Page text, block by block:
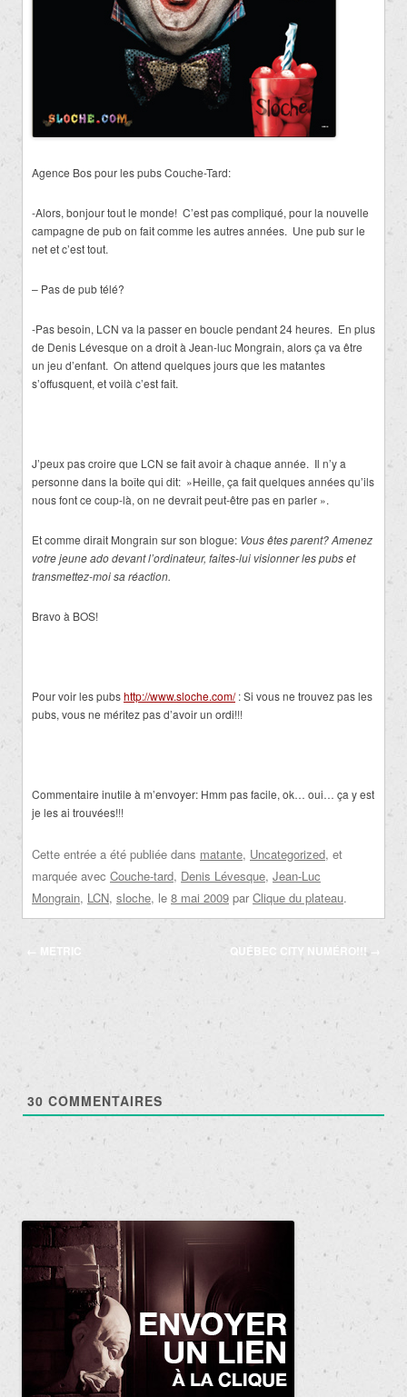
Agence Bos pour les pubs Couche-Tard:
-Alors, bonjour tout le monde! C’est pas compliqué, pour la nouvelle
campagne de pub on fait comme les autres années. Une pub sur le
net et c’est tout.
– Pas de pub télé?
-Pas besoin, LCN va la passer en boucle pendant 24 heures. En plus
de Denis Lévesque on a droit à Jean-luc Mongrain, alors ça va être
un jeu d’enfant. On attend quelques jours que les matantes
s’offusquent, et voilà c’est fait.
J’peux pas croire que LCN se fait avoir à chaque année. Il n’y a
personne dans la boîte qui dit: »Heille, ça fait quelques années qu’ils
nous font ce coup-là, on ne devrait peut-être pas en parler ».
Et comme dirait Mongrain sur son blogue: Vous êtes parent? Amenez
votre jeune ado devant l’ordinateur, faites-lui visionner les pubs et
transmettez-moi sa réaction.
Bravo à BOS!
Pour voir les pubshttp://www.sloche.com/: Si vous ne trouvez pas les
pubs, vous ne méritez pas d’avoir un ordi!!!
Commentaire inutile à m’envoyer: Hmm pas facile, ok… oui… ça y est
je les ai trouvées!!!
Cette entrée a été publiée dans matante, Uncategorized, et
marquée avec Couche-tard, Denis Lévesque, Jean-Luc
Mongrain, LCN, sloche, le 8 mai 2009 par Clique du plateau.
Navigation
des
← METRIC QUÉBEC CITY NUMÉRO!!!
30 COMMENTAIRES